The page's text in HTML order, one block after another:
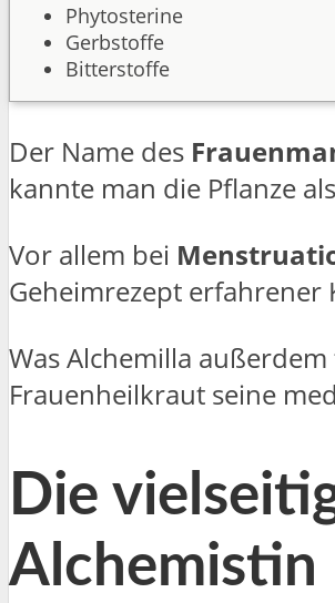
Phytosterine
Gerbstoffe
Bitterstoffe
Der Name des
kannte man die Pflanze
Vor allem bei
Geheimrezept erfahrener
Was Alchemilla
Frauenheilkraut seine
Die
Alchemistin